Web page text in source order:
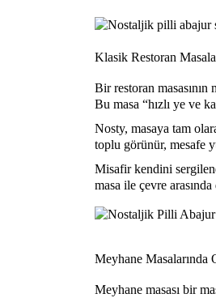
Klasik Restoran
Bir restoran
Bu masa “hızlı ye ve
Nosty, masaya tam
toplu görünür, mesafe
Misafir kendini
masa ile çevre
Meyhane
Meyhane masası bir